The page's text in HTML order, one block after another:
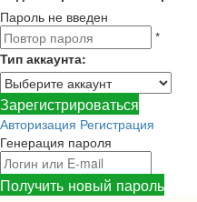
Пароль не введен
*
Тип аккаунта:
Зарегистрироваться
Авторизация Регистрация
Генерация пароля
Получить новый пароль